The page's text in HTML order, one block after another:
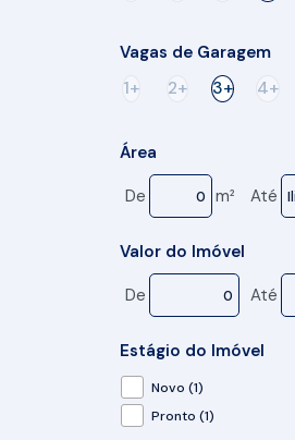
Vagas de Garagem
1+ 2+ 3+ 4+
Área
De
m² Até
Valor do Imóvel
De
Até
Estágio do Imóvel
Novo (1)
Pronto (1)